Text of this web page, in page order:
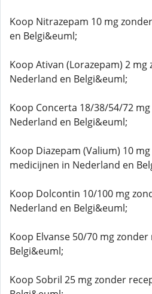
Koop Nitrazepam 10 mg
en Belgi&euml;
Koop Ativan (Lorazepam) 2
Nederland en Belgi&euml;
Koop Concerta 18/38/54/72
Nederland en Belgi&euml;
Koop Diazepam (Valium) 10
medicijnen in Nederland en
Koop Dolcontin 10/100 mg
Nederland en Belgi&euml;
Koop Elvanse 50/70 mg
Belgi&euml;
Koop Sobril 25 mg zonder